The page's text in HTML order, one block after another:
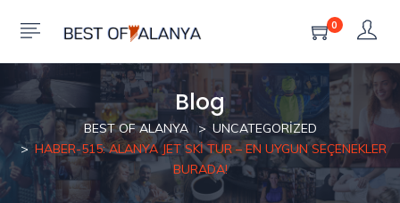
0
Blog
BEST OF ALANYA
UNCATEGORIZED
HABER-515: ALANYA JET SKI TUR – EN UYGUN SEÇENEKLER
BURADA!